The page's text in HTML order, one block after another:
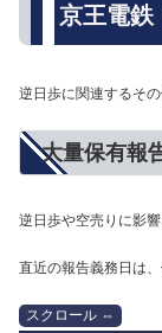
京王電鉄
逆日歩に関連するそ
大量保有報
逆日歩や空売りに影
直近の報告義務日は